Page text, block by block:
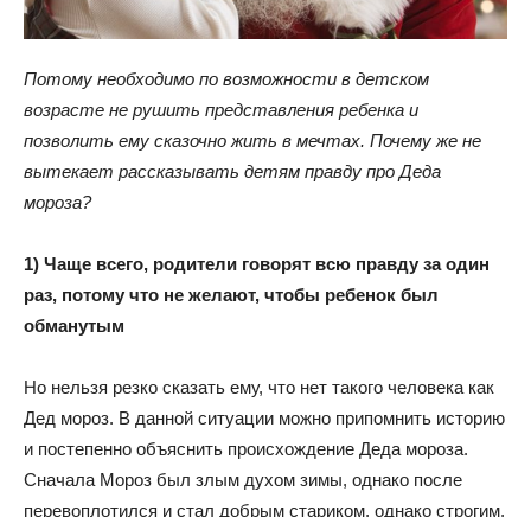
Потому необходимо по возможности в детском
возрасте не рушить представления ребенка и
позволить ему сказочно жить в мечтах. Почему же не
вытекает рассказывать детям правду про Деда
мороза?
1) Чаще всего, родители говорят всю правду за один
раз, потому что не желают, чтобы ребенок был
обманутым
Но нельзя резко сказать ему, что нет такого человека как
Дед мороз. В данной ситуации можно припомнить историю
и постепенно объяснить происхождение Деда мороза.
Сначала Мороз был злым духом зимы, однако после
перевоплотился и стал добрым стариком, однако строгим.